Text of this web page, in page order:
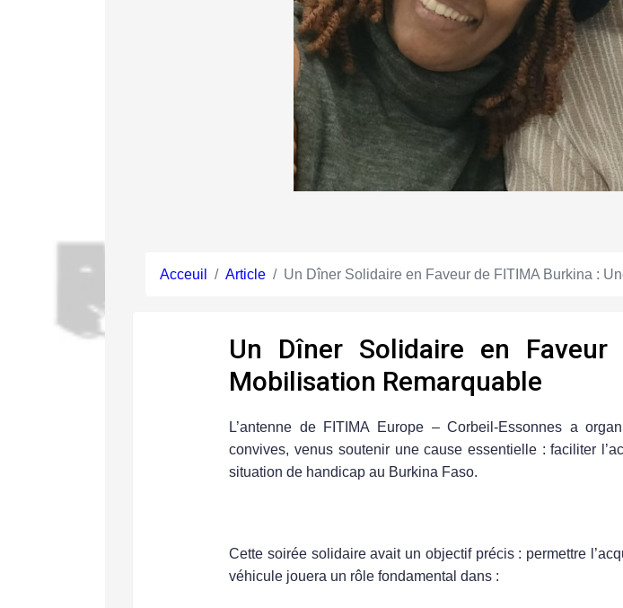
Acceuil Article Un Dîner Solidaire en Faveur de FITIMA Burkina :
Un Dîner Solidaire en
Mobilisation Remarquable
L’antenne de FITIMA Europe – Corbeil-Essonnes a
convives, venus soutenir une cause essentielle : faciliter
situation de handicap au Burkina Faso.
Cette soirée solidaire avait un objectif précis : permettre
véhicule jouera un rôle fondamental dans :